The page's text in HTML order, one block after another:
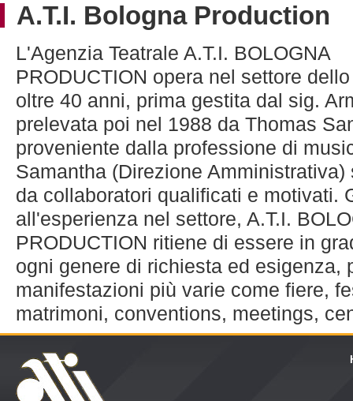
A.T.I. Bologna Production
L'Agenzia Teatrale A.T.I. BOLOGNA
PRODUCTION opera nel settore
oltre 40 anni, prima gestita dal sig.
prelevata poi nel 1988 da Thomas
proveniente dalla professione di
Samantha (Direzione
da collaboratori qualificati e motivati.
all'esperienza nel settore, A.T.I.
PRODUCTION ritiene di essere in
ogni genere di richiesta ed esigenza,
manifestazioni più varie come fiere,
matrimoni, conventions, meetings,